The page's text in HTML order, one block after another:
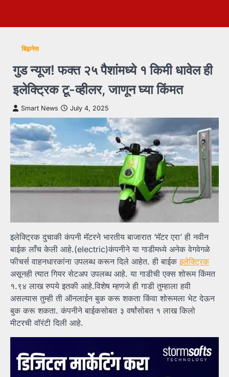
बिझनेस
गुड न्यूज! फक्त २५ पैशांमध्ये १ किमी धावेल ही
इलेक्‍ट्रिक टू-व्हीलर, जाणून घ्या किंमत
Smart News July 4, 2025
इलेक्ट्रिक दुचाकी कंपनी मॅटरने भारतीय बाजारात ‘मॅटर एरा’ ही नवीन
बाईक लाँच केली आहे.(electric)कंपनीने या गाडीमध्ये अनेक वेगवेगळे
फीचर्स वाहनधारकांना उपलब्ध करून दिले आहेत. ही बाईकइलेक्ट्रिक
असूनही त्यात गियर सेटअप उपलब्ध आहे. या गाडीची एक्स शोरूम किंमत
१.९४ लाख रुपये इतकी आहे.विशेष म्हणजे ही गाडी तुम्हाला हवी
असल्यास तुम्ही ती ऑनलाईन बुक करू शकता किंवा शोरूमला भेट देऊन
बुक करू शकता. कंपनीने बाईकसोबत ३ वर्षांसोबत १ लाख किलो
मीटरची वॉरंटी दिली आहे.